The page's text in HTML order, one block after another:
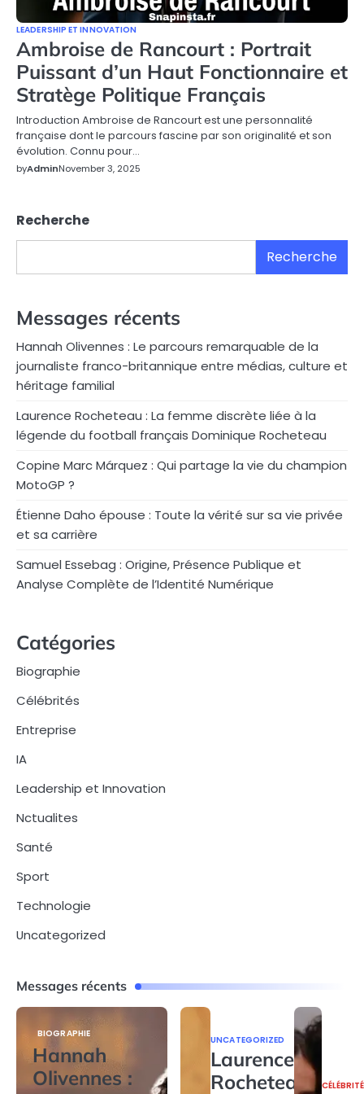
LEADERSHIP ET INNOVATION
Ambroise de Rancourt : Portrait
Puissant d’un Haut Fonctionnaire et
Stratège Politique Français
Introduction Ambroise de Rancourt est une personnalité
française dont le parcours fascine par son originalité et son
évolution. Connu pour…
byAdminNovember 3, 2025
Recherche
Recherche
Messages récents
Hannah Olivennes : Le parcours remarquable de la
journaliste franco-britannique entre médias, culture et
héritage familial
Laurence Rocheteau : La femme discrète liée à la
légende du football français Dominique Rocheteau
Copine Marc Márquez : Qui partage la vie du champion
MotoGP ?
Étienne Daho épouse : Toute la vérité sur sa vie privée
et sa carrière
Samuel Essebag : Origine, Présence Publique et
Analyse Complète de l’Identité Numérique
Catégories
Biographie
Célébrités
Entreprise
IA
Leadership et Innovation
Nctualites
Santé
Sport
Technologie
Uncategorized
Messages récents
BIOGRAPHIE
Hannah
Olivennes :
UNCATEGORIZED
Laurence
Rocheteau